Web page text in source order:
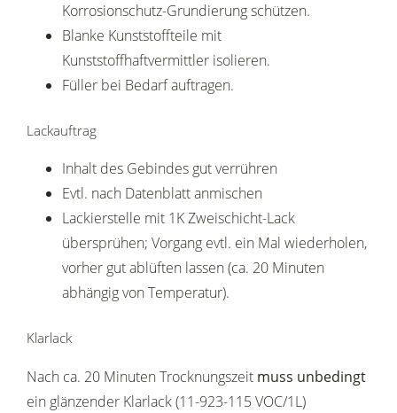
Korrosionschutz-Grundierung schützen.
Blanke Kunststoffteile mit
Kunststoffhaftvermittler isolieren.
Füller bei Bedarf auftragen.
Lackauftrag
Inhalt des Gebindes gut verrühren
Evtl. nach Datenblatt anmischen
Lackierstelle mit 1K Zweischicht-Lack
übersprühen; Vorgang evtl. ein Mal wiederholen,
vorher gut ablüften lassen (ca. 20 Minuten
abhängig von Temperatur).
Klarlack
Nach ca. 20 Minuten Trocknungszeit muss unbedingt
ein glänzender Klarlack (11-923-115 VOC/1L)